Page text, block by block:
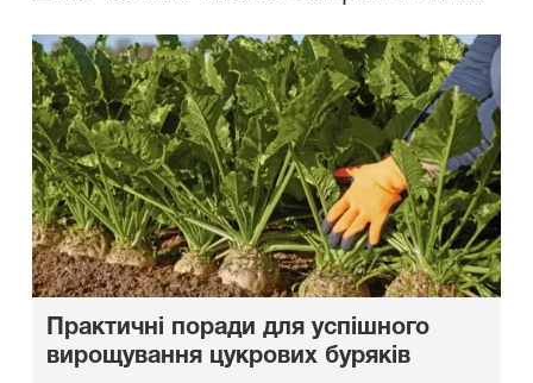
Практичні поради для успішного
вирощування цукрових буряків